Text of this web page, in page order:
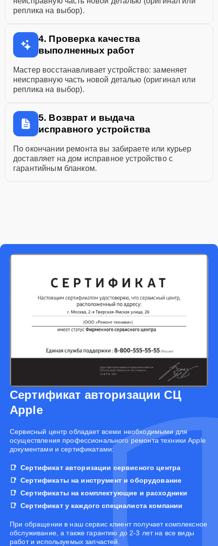
реплика на выбор).
4. Проверка качества
выполненных работ
Мастер восстанавливает устройство: заменяет
неисправную часть новой деталью (оригинал или
реплика на выбор).
5. Возврат и выдача
исправного устройства
По окончании ремонта вы забираете или курьер
доставляет на дом исправное устройство с
гарантийным бланком.
Сертификат авторизации СЦ
Apple
Cервисный центр обладает всеми необходимыми для
осуществления профессионального ремонта техники Apple
документами и сертификатами:
Сертификат авторизации сервисного центра
Сертификаты на инструмент и оборудование
Сертификаты на комплектующие и расходники
Сертификат у каждого специалиста компании
При обращении в наш сервис клиент получает комплексное
обслуживание, а также гарантию до 2-3 лет на все виды
работ и используемых запчастей.